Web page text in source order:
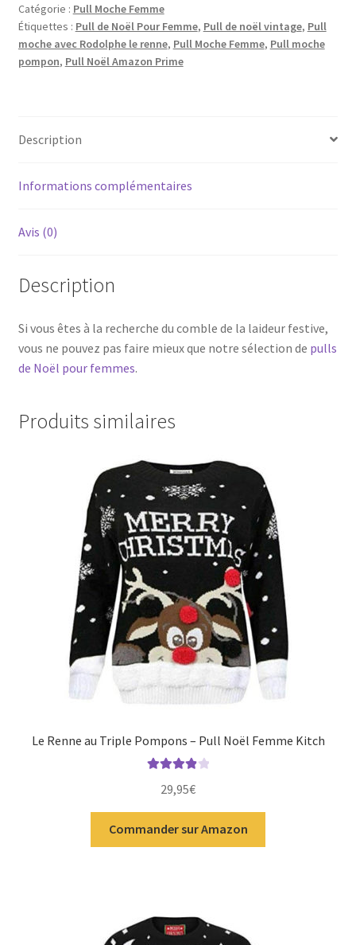
Catégorie : Pull Moche Femme
Étiquettes : Pull de Noël Pour Femme, Pull de noël vintage, Pull
moche avec Rodolphe le renne, Pull Moche Femme, Pull moche
pompon, Pull Noël Amazon Prime
Description
Informations complémentaires
Avis (0)
Description
Si vous êtes à la recherche du comble de la laideur festive,
vous ne pouvez pas faire mieux que notre sélection de pulls
de Noël pour femmes.
Produits similaires
Le Renne au Triple Pompons – Pull Noël Femme Kitch
sur 5
29,95€
Commander sur Amazon